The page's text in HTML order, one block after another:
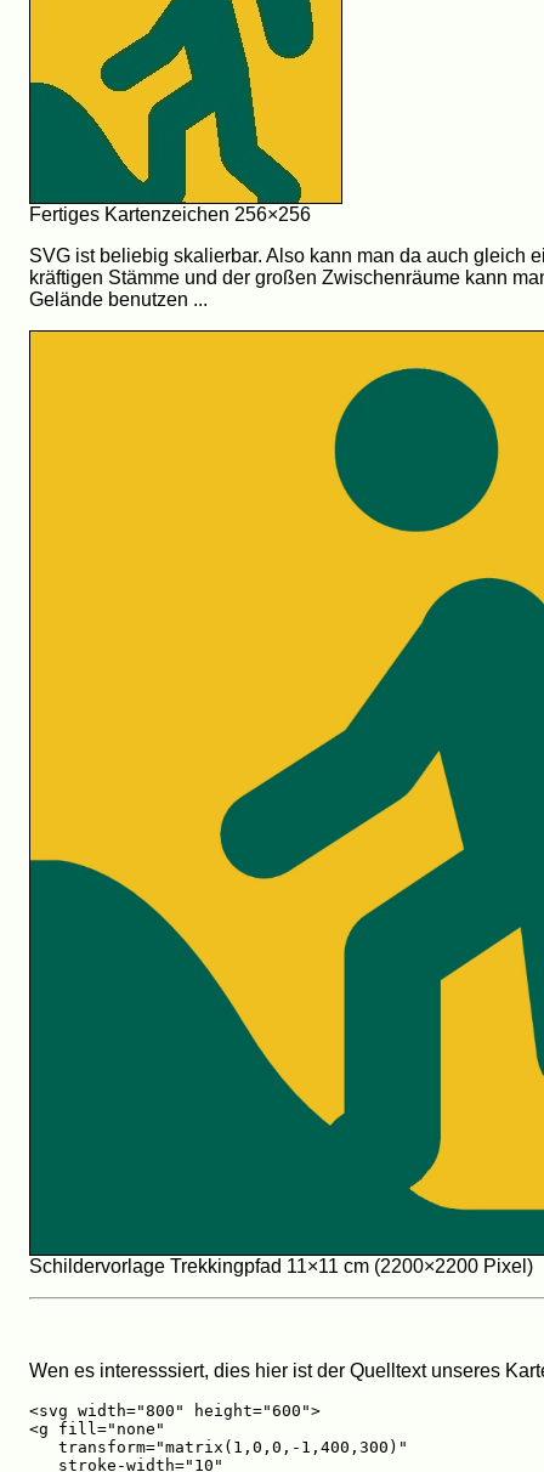
Fertiges Kartenzeichen 256×256
SVG ist beliebig skalierbar. Also kann man da auch gleich
kräftigen Stämme und der großen Zwischenräume kann
Gelände benutzen ...
Schildervorlage Trekkingpfad 11×11 cm (2200×2200 Pixel)
Wen es interesssiert, dies hier ist der Quelltext unseres
<svg width="800" height="600">
<g fill="none"
   transform="matrix(1,0,0,-1,400,300)"
   stroke-width="10"